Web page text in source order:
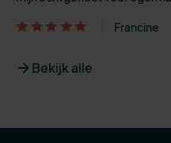
Francine
Bekijk alle